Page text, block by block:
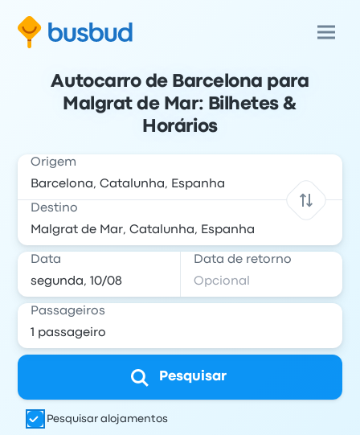
Autocarro de Barcelona para
Malgrat de Mar: Bilhetes &
Horários
Origem
Destino
Data Data de retorno
Passageiros
Pesquisar
Pesquisar alojamentos